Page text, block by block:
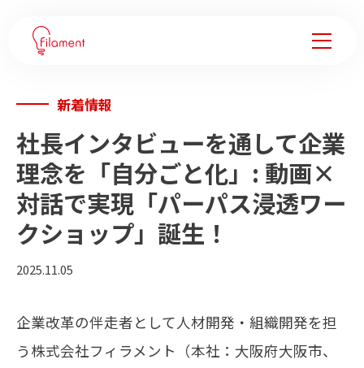
サービス
事例紹介
企業変革ノウハウ
会社情報
メンバー
新着情報
社長インタビューを通して企業
理念を「自分ごと化」: 動画×
対話で実現「パーパス浸透ワー
クショップ」誕生！
2025.11.05
企業改革の伴走者として人材開発・組織開発を担
う株式会社フィラメント（本社：大阪府大阪市、